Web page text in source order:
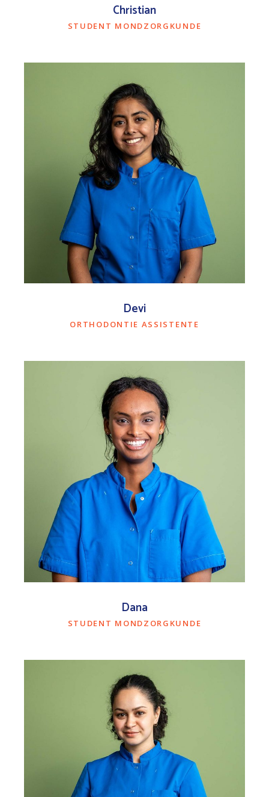
Christian
STUDENT MONDZORGKUNDE
Devi
ORTHODONTIE ASSISTENTE
Dana
STUDENT MONDZORGKUNDE